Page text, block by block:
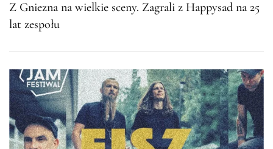
Z Gniezna na wielkie sceny. Zagrali z Happysad na 25
lat zespołu